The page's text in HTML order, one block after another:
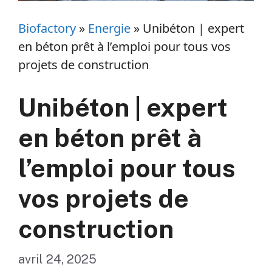
Biofactory » Energie » Unibéton | expert
en béton prêt à l’emploi pour tous vos
projets de construction
Unibéton | expert
en béton prêt à
l’emploi pour tous
vos projets de
construction
avril 24, 2025